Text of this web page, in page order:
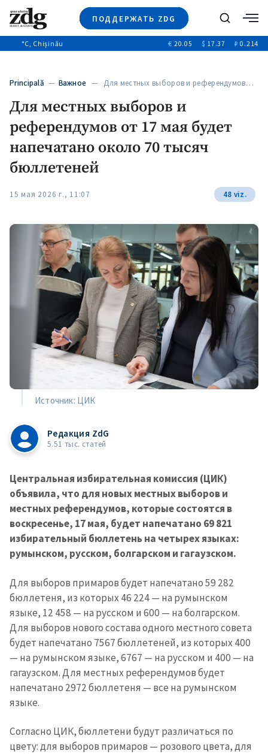
ПОДДЕРЖАТЬ ZDG
Новости
Расследования
Общество
+312
Поиск
°C, Chișinău € 20.05 $ 17.37 ₽ 0.214
Principală — Важное — Для местных выборов и референдумов…
Для местных выборов и
референдумов от 17 мая будет
напечатано около 70 тысяч
бюллетеней
15 мая 2026 г., 11:07 48 viz.
Источник: ЦИК
Редакция ZdG
5.51 тыс. статей
Центральная избирательная комиссия (ЦИК)
объявила, что для новых местных выборов и
местных референдумов, которые состоятся в
воскресенье, 17 мая, будет напечатано 69 821
избирательный бюллетень на четырех языках:
румынском, русском, болгарском и гагаузском.
Для выборов примаров будет напечатано 59 282
бюллетеня, из которых 46 224 — на румынском
языке, 12 458 — на русском и 600 — на болгарском.
Для выборов нового состава одного местного совета
будет напечатано 7567 бюллетеней, из которых 400
— на румынском языке, 6767 — на русском и 400 — на
гагаузском. Для местных референдумов будет
напечатано 2972 бюллетеня — все на румынском
языке.
Согласно ЦИК, бюллетени будут различаться по
цвету: для выборов примаров — розового цвета, для